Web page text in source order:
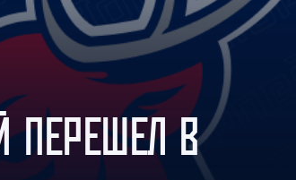
ПЕРЕШЕЛ В